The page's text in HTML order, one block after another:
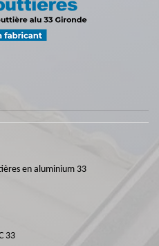
en aluminium 33
33